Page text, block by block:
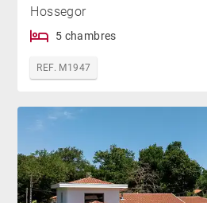
Hossegor
5 chambres
REF. M1947